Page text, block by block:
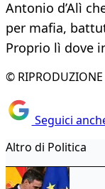
Antonio d’Alì
per mafia,
Proprio lì dove
© RIPRODUZIONE
Seguici
Altro di Politica